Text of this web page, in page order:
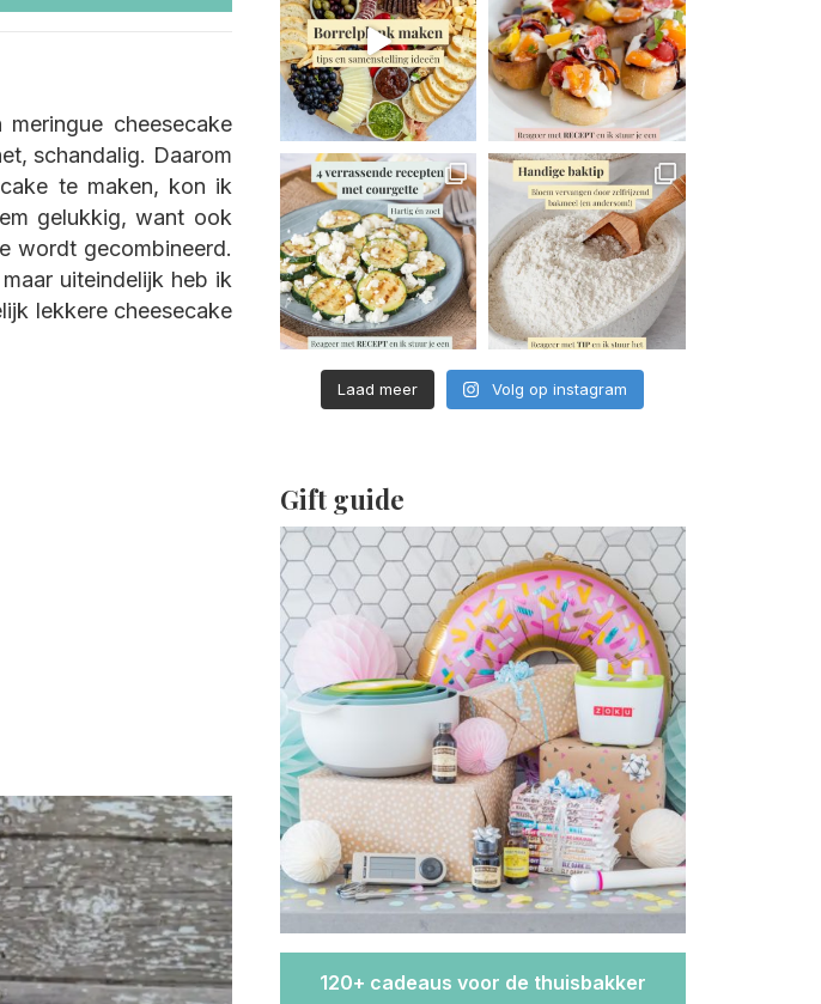
cheesecake
schandalig. Daarom
te maken, kon ik
gelukkig, want ook
wordt gecombineerd.
uiteindelijk heb ik
lekkere cheesecake
Laad meer Volg op instagram
Gift guide
120+ cadeaus voor de thuisbakker